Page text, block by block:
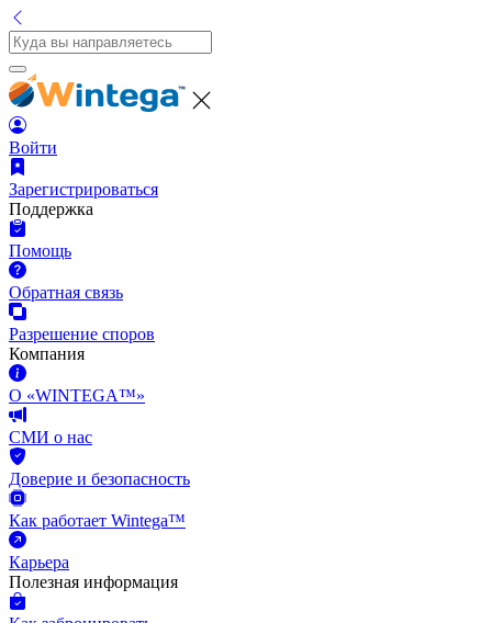
Войти
Зарегистрироваться
Поддержка
Помощь
Обратная связь
Разрешение споров
Компания
О «WINTEGA™»
СМИ о нас
Доверие и безопасность
Как работает Wintega™
Карьера
Полезная информация